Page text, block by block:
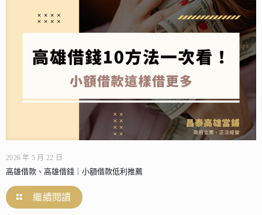
2026 年 5 月 22 日
高雄借款、高雄借錢｜小額借款低利推薦
繼續閱讀